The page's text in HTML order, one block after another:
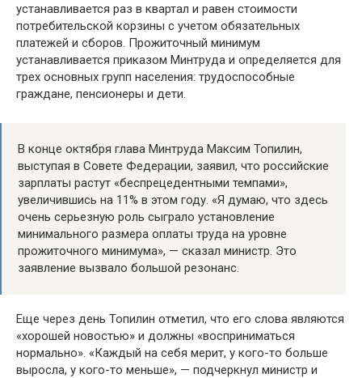
устанавливается раз в квартал и равен стоимости
потребительской корзины с учетом обязательных
платежей и сборов. Прожиточный минимум
устанавливается приказом Минтруда и определяется для
трех основных групп населения: трудоспособные
граждане, пенсионеры и дети.
В конце октября глава Минтруда Максим Топилин,
выступая в Совете Федерации, заявил, что российские
зарплаты растут «беспрецедентными темпами»,
увеличившись на 11% в этом году. «Я думаю, что здесь
очень серьезную роль сыграло установление
минимального размера оплаты труда на уровне
прожиточного минимума», — сказал министр. Это
заявление вызвало большой резонанс.
Еще через день Топилин отметил, что его слова являются
«хорошей новостью» и должны «восприниматься
нормально». «Каждый на себя мерит, у кого-то больше
выросла, у кого-то меньше», — подчеркнул министр и